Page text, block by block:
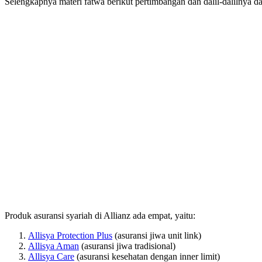
Produk asuransi syariah di Allianz ada empat, yaitu:
Allisya Protection Plus (asuransi jiwa unit link)
Allisya Aman (asuransi jiwa tradisional)
Allisya Care (asuransi kesehatan dengan inner limit)